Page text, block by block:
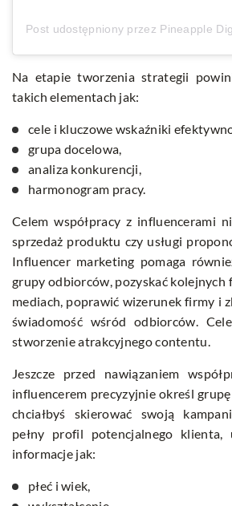
Na etapie tworzenia strategii
takich elementach jak:
cele i kluczowe wskaźniki
grupa docelowa,
analiza konkurencji,
harmonogram pracy.
Celem współpracy z influencerami
sprzedaż produktu czy usługi
Influencer marketing pomaga
grupy odbiorców, pozyskać kolejnych
mediach, poprawić wizerunek firmy i
świadomość wśród odbiorców.
stworzenie atrakcyjnego contentu.
Jeszcze przed nawiązaniem
influencerem precyzyjnie określ
chciałbyś skierować swoją
pełny profil potencjalnego klienta,
informacje jak:
płeć i wiek,